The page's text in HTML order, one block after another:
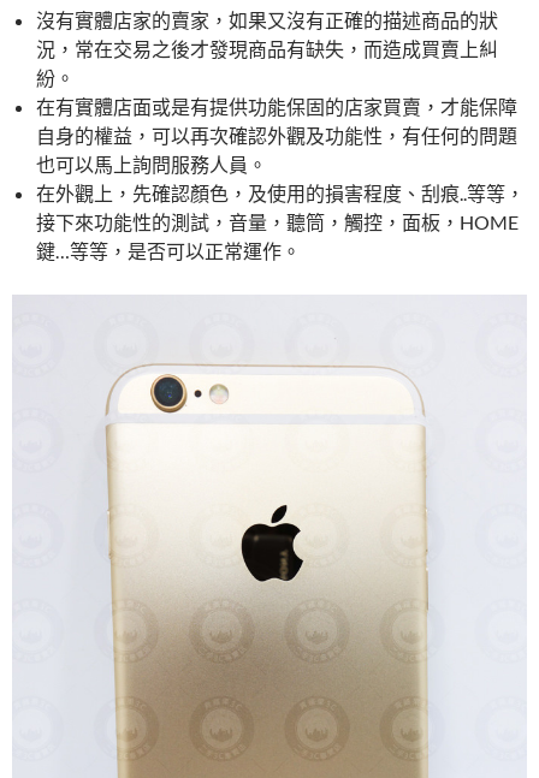
沒有實體店家的賣家，如果又沒有正確的描述商品的狀
況，常在交易之後才發現商品有缺失，而造成買賣上糾
紛。
在有實體店面或是有提供功能保固的店家買賣，才能保障
自身的權益，可以再次確認外觀及功能性，有任何的問題
也可以馬上詢問服務人員。
在外觀上，先確認顏色，及使用的損害程度、刮痕..等等，
接下來功能性的測試，音量，聽筒，觸控，面板，HOME
鍵…等等，是否可以正常運作。